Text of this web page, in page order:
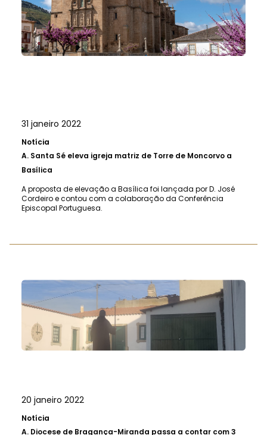
31 janeiro 2022
Notícia
A. Santa Sé eleva igreja matriz de Torre de Moncorvo a
Basílica
A proposta de elevação a Basílica foi lançada por D. José
Cordeiro e contou com a colaboração da Conferência
Episcopal Portuguesa.
20 janeiro 2022
Notícia
A. Diocese de Bragança-Miranda passa a contar com 3